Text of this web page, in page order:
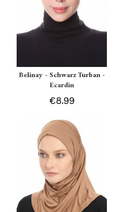
Belinay - Schwarz Turban -
Ecardin
€8.99